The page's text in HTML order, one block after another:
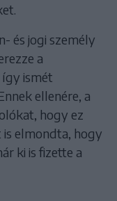
és jogi személy
a
ismét
ellenére, a
hogy ez
is elmondta, hogy
ki is fizette a